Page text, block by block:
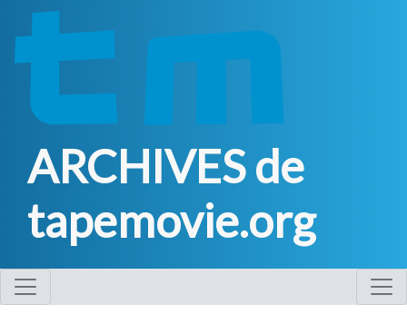
ARCHIVES de
tapemovie.org